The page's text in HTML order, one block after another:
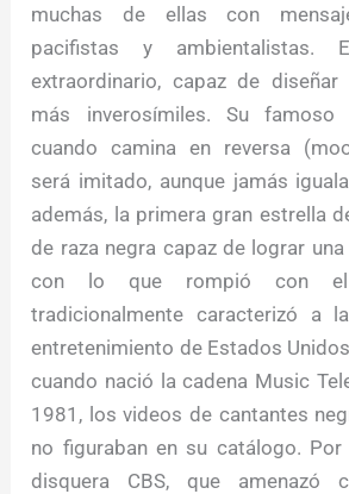
muchas de ellas con
pacifistas y ambientalistas.
extraordinario, capaz de
más inverosímiles. Su
cuando camina en reversa
será imitado, aunque jamás
además, la primera gran estrella
de raza negra capaz de lograr
con lo que rompió con el
tradicionalmente caracterizó a
entretenimiento de Estados
cuando nació la cadena Music
1981, los videos de cantantes
no figuraban en su catálogo.
disquera CBS, que amenazó